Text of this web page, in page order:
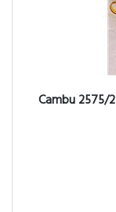
Cambu 2575/